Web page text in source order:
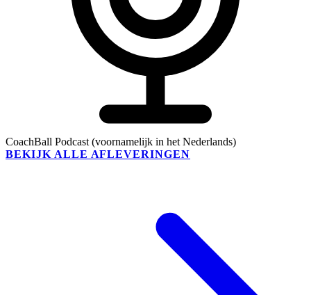
CoachBall Podcast (voornamelijk in het Nederlands)
BEKIJK ALLE AFLEVERINGEN